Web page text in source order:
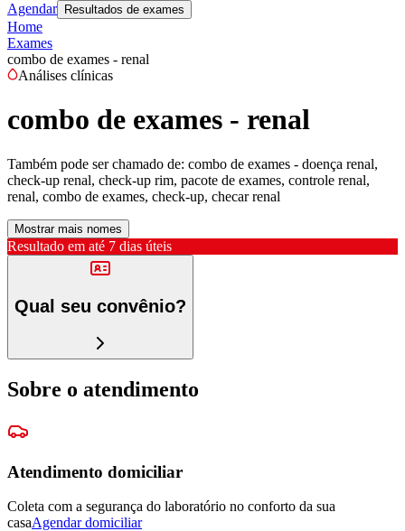
Agendar Resultados de exames
Home
Exames
combo de exames - renal
Análises clínicas
combo de exames - renal
Também pode ser chamado de: combo de exames - doença renal,
check-up renal, check-up rim, pacote de exames, controle renal,
renal, combo de exames, check-up, checar renal
Mostrar mais nomes
Resultado em até 7 dias úteis
Qual seu convênio?
Sobre o atendimento
Atendimento domiciliar
Coleta com a segurança do laboratório no conforto da sua
casaAgendar domiciliar